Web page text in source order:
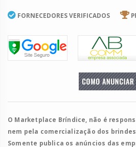
FORNECEDORES VERIFICADOS
O Marketplace Bríndice, não é
nem pela comercialização dos
Somente publica os anúncios das